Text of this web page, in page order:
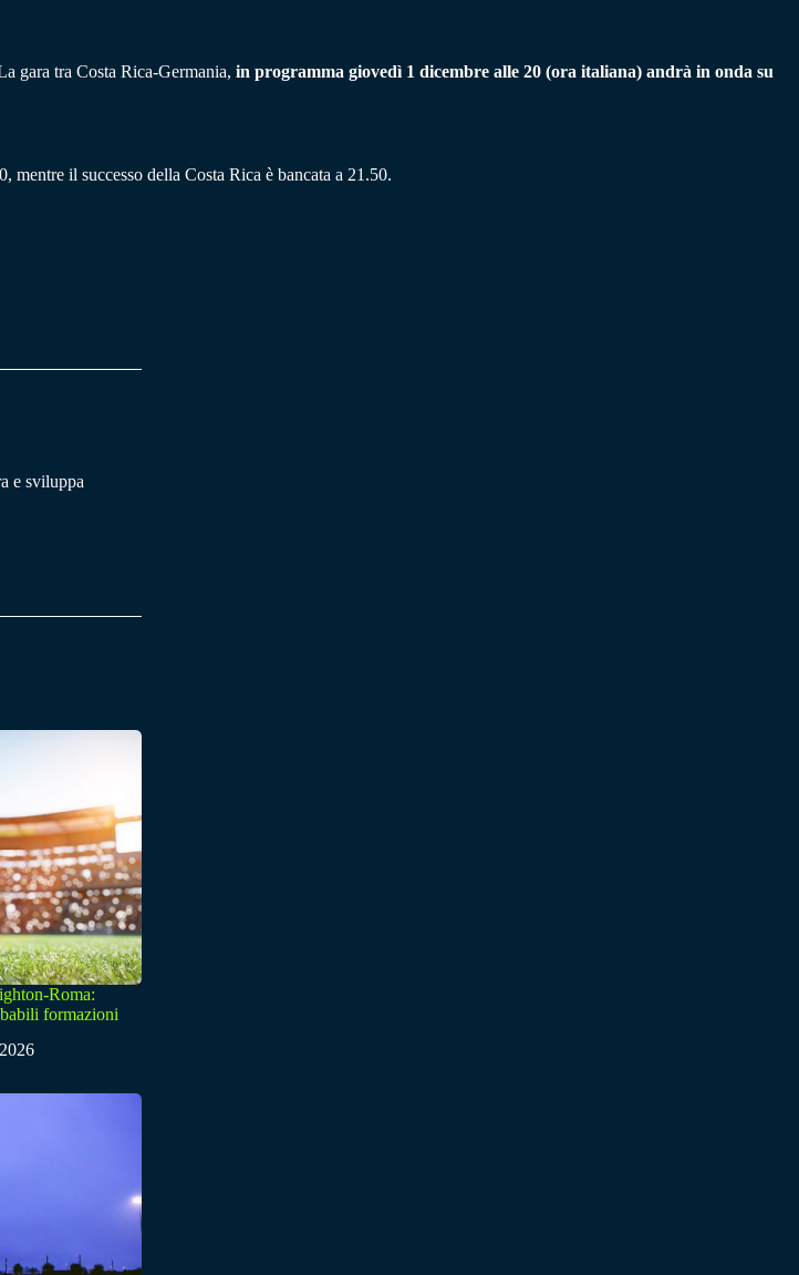
gara tra Costa Rica-Germania, in programma giovedì 1 dicembre alle 20 (ora italiana) andrà in onda su
il successo della Costa Rica è bancata a 21.50.
e sviluppa
Roma:
formazioni